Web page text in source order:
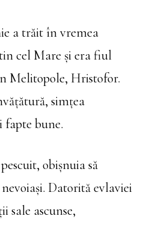
a trăit în vremea
cel Mare și era fiul
Melitopole, Hristofor.
simțea
fapte bune.
obișnuia să
Datorită evlaviei
sale ascunse,